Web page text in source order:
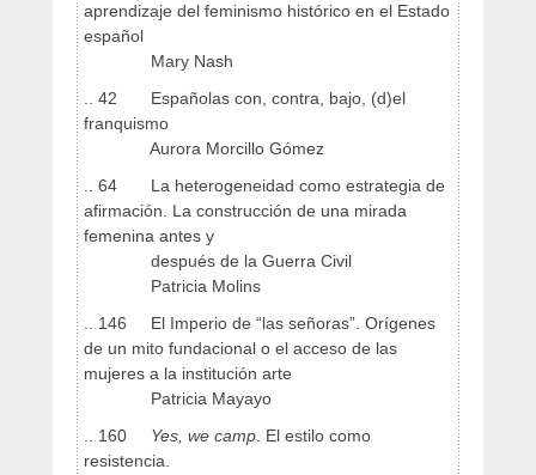
aprendizaje del feminismo histórico en el Estado
español
Mary Nash
.. 42 Españolas con, contra, bajo, (d)el
franquismo
Aurora Morcillo Gómez
.. 64 La heterogeneidad como estrategia de
afirmación. La construcción de una mirada
femenina antes y
después de la Guerra Civil
Patricia Molins
.. 146 El Imperio de “las señoras”. Orígenes
de un mito fundacional o el acceso de las
mujeres a la institución arte
Patricia Mayayo
.. 160 Yes, we camp . El estilo como
resistencia.